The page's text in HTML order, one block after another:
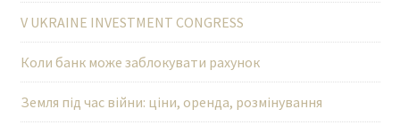
V UKRAINE INVESTMENT CONGRESS
Коли банк може заблокувати рахунок
Земля під час війни: ціни, оренда, розмінування